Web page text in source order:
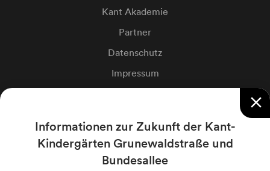
Kant Akademie
Partner
Datenschutz
Impressum
Private Kant-Schulen
Kant-Grundschule
close
Informationen zur Zukunft der Kant-
Kindergärten Grunewaldstraße und
Bundesallee